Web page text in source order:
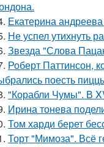
Екатерина
Не успел утихнуть
Звезда "Слова
Роберт Паттинсон,
поесть
"Корабли Чумы". В
Ирина тонева
Том харди берет
Торт "Мимоза". Всё